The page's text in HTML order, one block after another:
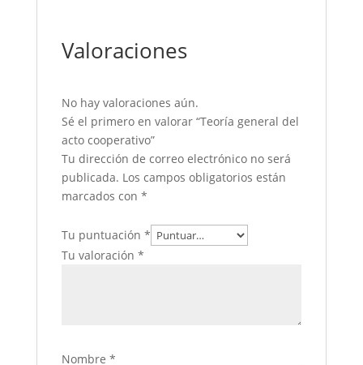
Valoraciones
No hay valoraciones aún.
Sé el primero en valorar “Teoría general del
acto cooperativo”
Tu dirección de correo electrónico no será
publicada. Los campos obligatorios están
marcados con *
Tu puntuación *
Tu valoración *
Nombre *